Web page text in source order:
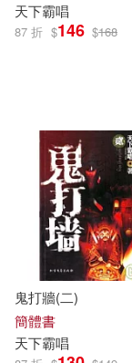
天下霸唱
87 折 $146 $168
鬼打牆(二)
簡體書
天下霸唱